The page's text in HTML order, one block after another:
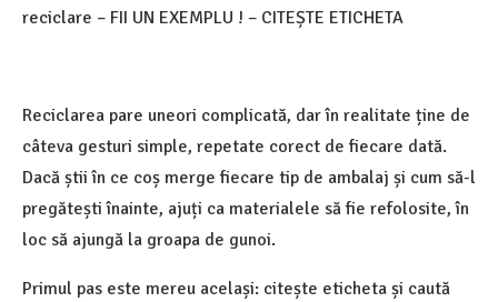
reciclare – FII UN EXEMPLU ! – CITEȘTE ETICHETA
Reciclarea pare uneori complicată, dar în realitate ține de
câteva gesturi simple, repetate corect de fiecare dată.
Dacă știi în ce coș merge fiecare tip de ambalaj și cum să-l
pregătești înainte, ajuți ca materialele să fie refolosite, în
loc să ajungă la groapa de gunoi.
Primul pas este mereu același: citește eticheta și caută